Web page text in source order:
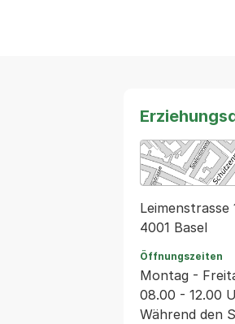
Leimenstrasse
4001 Basel
Öffnungszeiten
Montag -
08.00 - 12.00
Während den